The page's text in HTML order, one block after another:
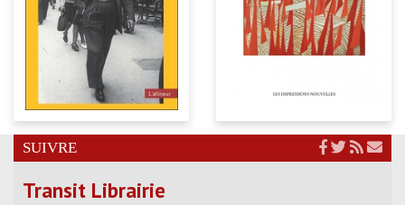
SUIVRE
Transit Librairie